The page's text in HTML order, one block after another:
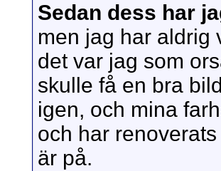
Sedan dess har
men jag har aldrig
det var jag som
skulle få en bra
igen, och mina
och har
är på.